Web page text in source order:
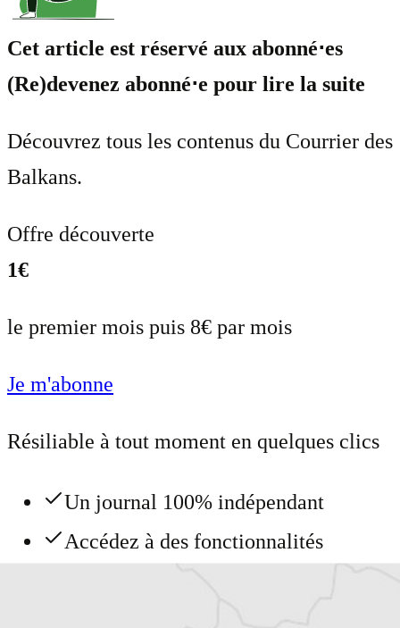
Cet article est réservé aux abonné⋅es
(Re)devenez abonné⋅e pour lire la suite
Découvrez tous les contenus du Courrier des
Balkans.
Offre découverte
1€
le premier mois puis 8€ par mois
Je m'abonne
Résiliable à tout moment en quelques clics
Un journal 100% indépendant
Accédez à des fonctionnalités